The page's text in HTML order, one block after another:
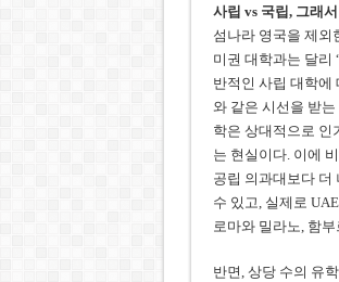
사립 vs 국립, 그래
섬나라 영국을 제외
미권 대학과는 달리
반적인 사립 대학에
와 같은 시선을 받
학은 상대적으로 인
는 현실이다. 이에
공립 의과대보다 더
수 있고, 실제로
로마와 밀라노, 함
반면, 상당 수의 유